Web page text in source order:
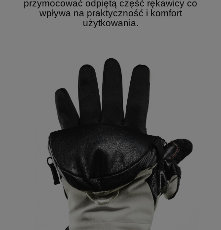
przymocować odpiętą część rękawicy co
wpływa na praktyczność i komfort
użytkowania.